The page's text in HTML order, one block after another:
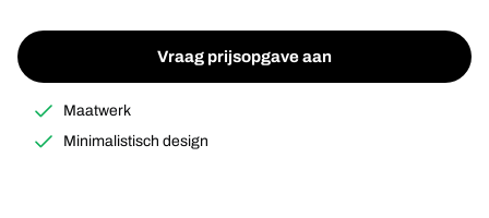
Vraag prijsopgave aan
Maatwerk
Minimalistisch design